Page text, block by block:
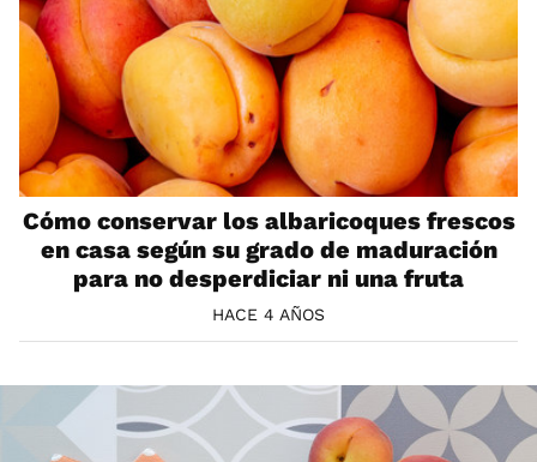
Cómo conservar los albaricoques frescos
en casa según su grado de maduración
para no desperdiciar ni una fruta
HACE 4 AÑOS